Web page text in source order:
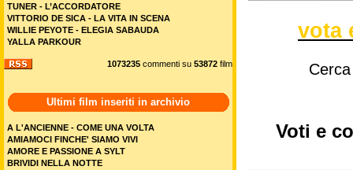
vota
Voti e
TUNER - L’ACCORDATORE
VITTORIO DE SICA - LA VITA IN SCENA
WILLIE PEYOTE - ELEGIA SABAUDA
YALLA PARKOUR
1073235 commenti su 53872 film
Ultimi film inseriti in archivio
A L'ANCIENNE - COME UNA VOLTA
AMIAMOCI FINCHE' SIAMO VIVI
AMORE E PASSIONE A SYLT
BRIVIDI NELLA NOTTE